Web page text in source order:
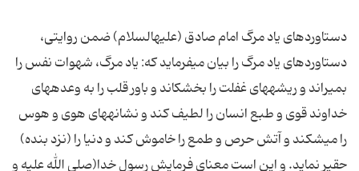
دستاوردهای یاد مرگ امام صادق (علیه‎السلام) ضمن روایتی،
دستاوردهای یاد مرگ را بیان می‎فرماید که: یاد مرگ، شهوات نفس را
بمیراند و ریشه‎هاى غفلت را بخشكاند و باور قلب را به وعده‎هاى
خداوند قوى و طبع انسان را لطیف كند و نشانه‎هاى هوى و هوس
را مى‎شكند و آتش حرص و طمع را خاموش كند و دنیا را (نزد بنده)
حقیر نماید. و این است معناى فرمایش رسول خدا(صلی الله علیه و